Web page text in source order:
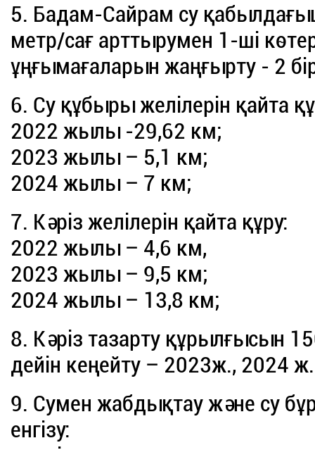
5. Бадам-Сайрам су
метр/сағ арттырумен 1-ші
ұңғымағаларын жаңғырту - 2
6. Су құбыры желілерін қайта
2022 жылы -29,62 км;
2023 жылы – 5,1 км;
2024 жылы – 7 км;
7. Кәріз желілерін қайта құру:
2022 жылы – 4,6 км,
2023 жылы – 9,5 км;
2024 жылы – 13,8 км;
8. Кәріз тазарту құрылғысын
дейін кеңейту – 2023ж., 2024
9. Сумен жабдықтау және су
енгізу: